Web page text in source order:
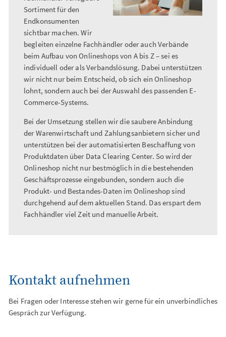
Sortiment für den
Endkonsumenten
sichtbar machen. Wir
begleiten einzelne Fachhändler oder auch Verbände
beim Aufbau von Onlineshops von A bis Z – sei es
individuell oder als Verbandslösung. Dabei unterstützen
wir nicht nur beim Entscheid, ob sich ein Onlineshop
lohnt, sondern auch bei der Auswahl des passenden E-
Commerce-Systems.
Bei der Umsetzung stellen wir die saubere Anbindung
der Warenwirtschaft und Zahlungsanbietern sicher und
unterstützen bei der automatisierten Beschaffung von
Produktdaten über Data Clearing Center. So wird der
Onlineshop nicht nur bestmöglich in die bestehenden
Geschäftsprozesse eingebunden, sondern auch die
Produkt- und Bestandes-Daten im Onlineshop sind
durchgehend auf dem aktuellen Stand. Das erspart dem
Fachhändler viel Zeit und manuelle Arbeit.
Kontakt aufnehmen
Bei Fragen oder Interesse stehen wir gerne für ein unverbindliches
Gespräch zur Verfügung.